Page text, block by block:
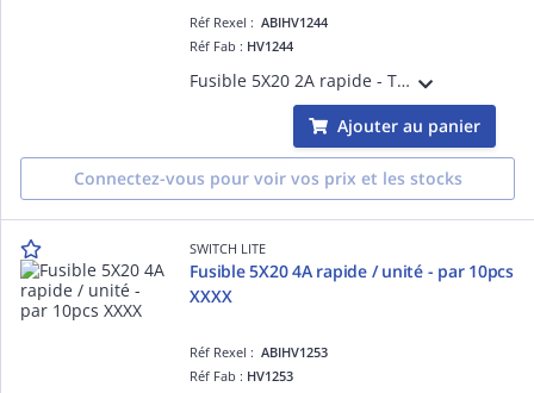
Réf Rexel :ABIHV1244
Réf Fab : HV1244
Fusible 5X20 2A rapide - Tarifé à l'unité, vendu par colisage 10pcs
Ajouter au panier
Connectez-vous pour voir vos prix et les stocks
SWITCH LITE
Fusible 5X20 4A rapide / unité - par 10pcs
XXXX
Réf Rexel :ABIHV1253
Réf Fab : HV1253